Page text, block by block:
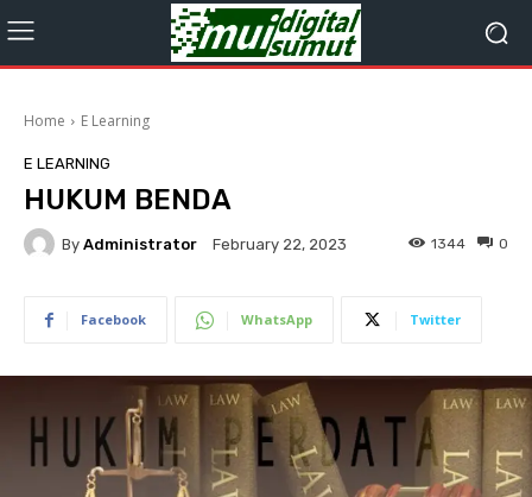
Home E Learning
E LEARNING
HUKUM BENDA
By Administrator February 22, 2023 0
1344
Facebook WhatsApp Twitter